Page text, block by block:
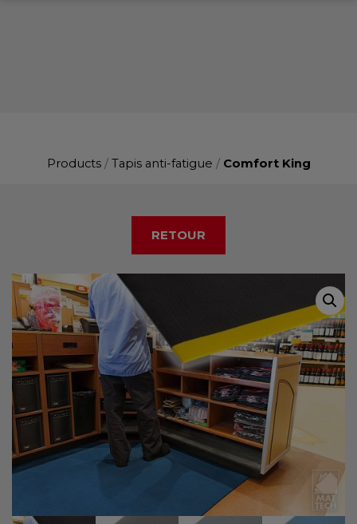
Products/ Tapis anti-fatigue / Comfort King
RETOUR